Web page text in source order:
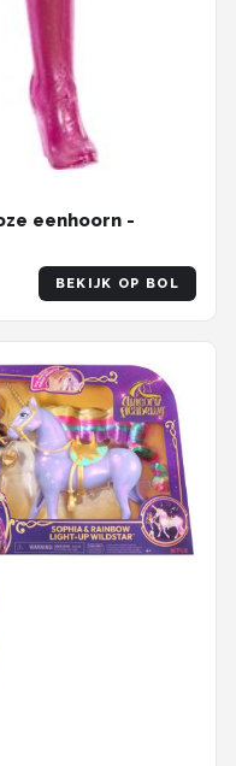
eenhoorn -
BEKIJK OP BOL